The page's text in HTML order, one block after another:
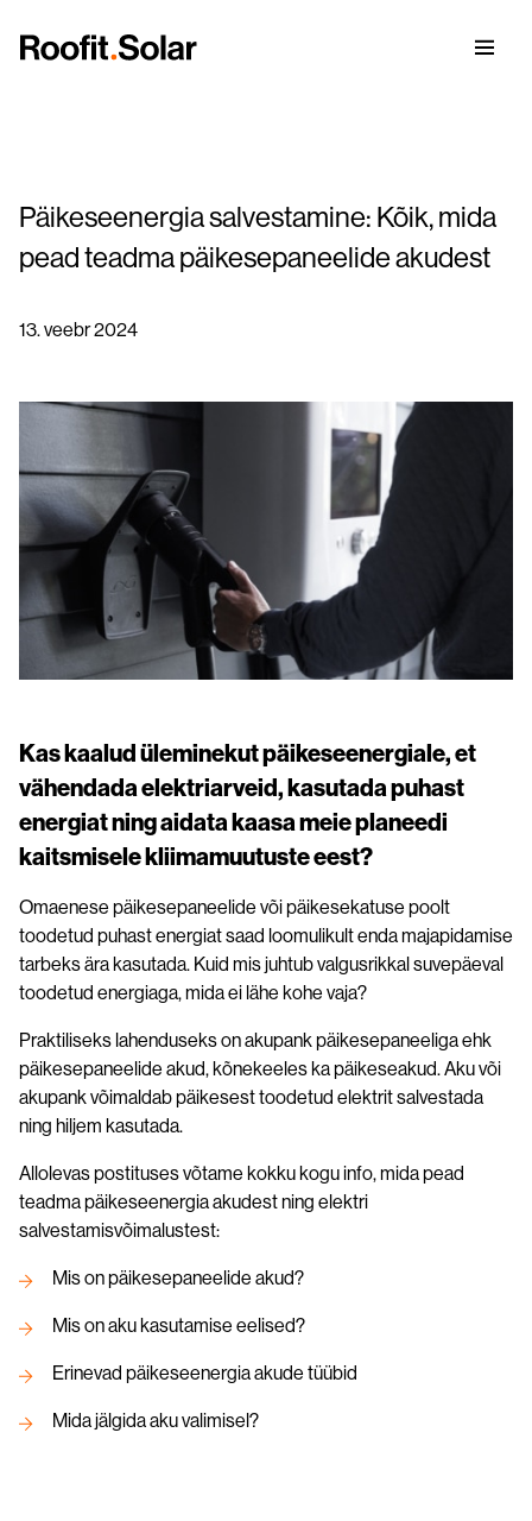
Nähtamatu päikesekatus
BrightHour® – Nutikas energiahaldussüsteem
päikesekatusele
Päikesekatuse paigaldus
Blogi
Päikesepaneelide toetused ja laenud 2025
Terasest päikesekatuse eelised
Tootelehed ja paigaldusjuhendid
Green ICT
Tule tööle
Koostööpartneritele
Kontakt
Päikeseenergia salvestamine: Kõik, mida
pead teadma päikesepaneelide akudest
13. veebr 2024
Kas kaalud üleminekut päikeseenergiale, et
vähendada elektriarveid, kasutada puhast
energiat ning aidata kaasa meie planeedi
kaitsmisele kliimamuutuste eest?
Omaenese päikesepaneelide või päikesekatuse poolt
toodetud puhast energiat saad loomulikult enda majapidamise
tarbeks ära kasutada. Kuid mis juhtub valgusrikkal suvepäeval
toodetud energiaga, mida ei lähe kohe vaja?
Praktiliseks lahenduseks on akupank päikesepaneeliga ehk
päikesepaneelide akud, kõnekeeles ka päikeseakud. Aku või
akupank võimaldab päikesest toodetud elektrit salvestada
ning hiljem kasutada.
Allolevas postituses võtame kokku kogu info, mida pead
teadma päikeseenergia akudest ning elektri
salvestamisvõimalustest:
Mis on päikesepaneelide akud?
Mis on aku kasutamise eelised?
Erinevad päikeseenergia akude tüübid
Mida jälgida aku valimisel?